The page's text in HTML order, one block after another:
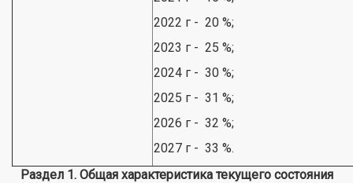
2022 г - 20 %;
2023 г - 25 %;
2024 г - 30 %;
2025 г - 31 %;
2026 г - 32 %;
2027 г - 33 %.
Раздел 1. Общая характеристика текущего состояния